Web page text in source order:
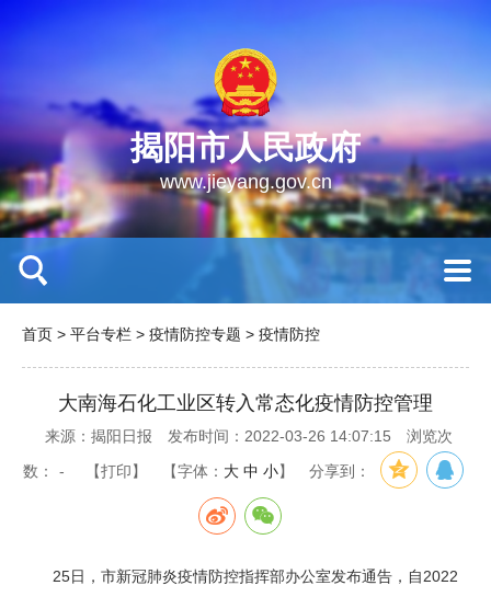
揭阳市人民政府
www.jieyang.gov.cn
首页 > 平台专栏 > 疫情防控专题 > 疫情防控
大南海石化工业区转入常态化疫情防控管理
来源：揭阳日报 发布时间：2022-03-26 14:07:15 浏览次
数： - 【打印】 【字体： 大 中 小】 分享到：
25日，市新冠肺炎疫情防控指挥部办公室发布通告，自2022